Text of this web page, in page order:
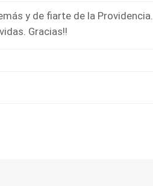
y de fiarte de la Providencia.
Gracias!!